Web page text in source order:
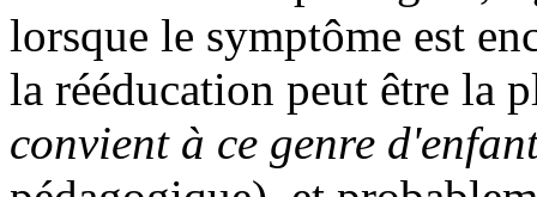
lorsque le symptôme est
la rééducation peut être la
convient à ce genre